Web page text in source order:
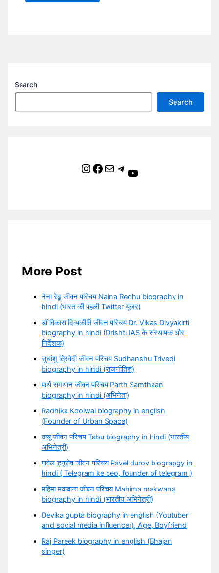
Search
Search
Instagram Facebook Mail Telegram YouTube
More Post
नैना रेढू जीवन परिचय Naina Redhu biography in
hindi (भारत की पहली Twitter यूजर)
डॉ विकास दिव्यकीर्ति जीवन परिचय Dr. Vikas Divyakirti
biography in hindi (Drishti IAS के संस्थापक और
निर्देशक)
सुधांशु त्रिवेदी जीवन परिचय Sudhanshu Trivedi
biography in hindi (राजनीतिज्ञ)
पार्थ समथान जीवन परिचय Parth Samthaan
biography in hindi (अभिनेता)
Radhika Koolwal biography in english
(Founder of Urban Space)
तब्बू जीवन परिचय Tabu biography in hindi (भारतीय
अभिनेत्री)
पावेल ड्यूरोव जीवन परिचय Pavel durov biograpgy in
hindi ( Telegram ke ceo, founder of telegram )
महिमा मकवाना जीवन परिचय Mahima makwana
biography in hindi (भारतीय अभिनेत्री)
Devika gupta biography in english (Youtuber
and social media influencer), Age, Boyfriend
Raj Pareek biography in english (Bhajan
singer)